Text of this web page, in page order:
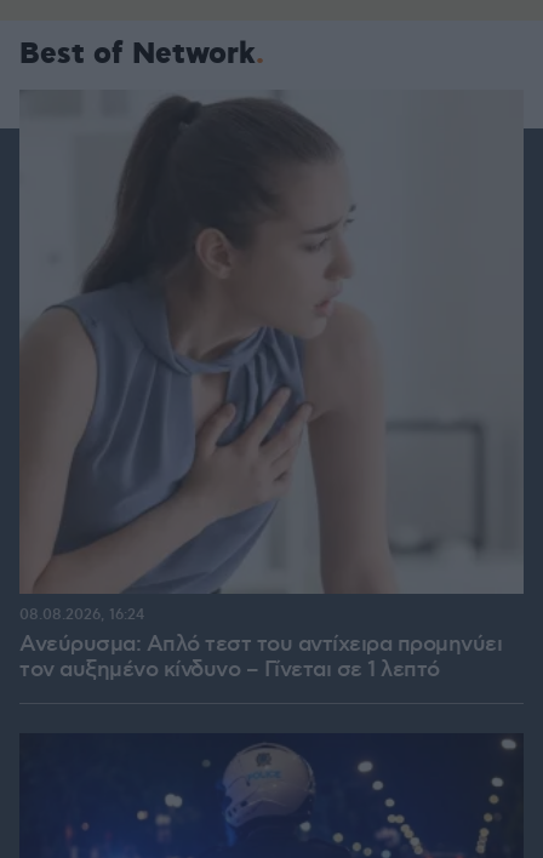
Best of Network
Ανεύρυσμα: Απλό τεστ του αντίχειρα προμηνύει
τον αυξημένο κίνδυνο – Γίνεται σε 1 λεπτό
08.08.2026, 16:24